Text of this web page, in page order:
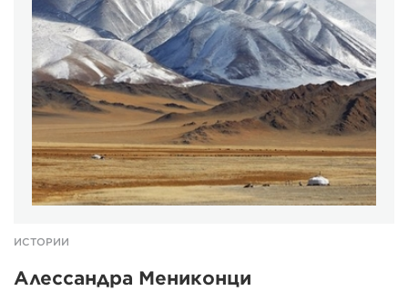
ИСТОРИИ
Алессандра Мениконци